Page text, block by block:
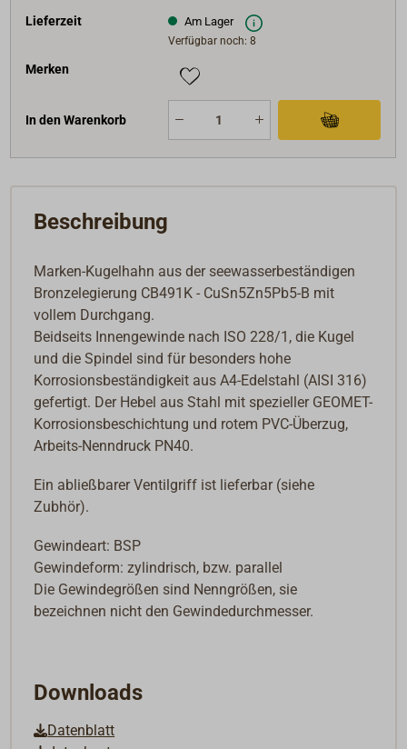
Lieferzeit Am Lager
Verfügbar noch: 8
Merken
In den Warenkorb
Beschreibung
Marken-Kugelhahn aus der seewasserbeständigen
Bronzelegierung CB491K - CuSn5Zn5Pb5-B mit
vollem Durchgang.
Beidseits Innengewinde nach ISO 228/1, die Kugel
und die Spindel sind für besonders hohe
Korrosionsbeständigkeit aus A4-Edelstahl (AISI 316)
gefertigt. Der Hebel aus Stahl mit spezieller GEOMET-
Korrosionsbeschichtung und rotem PVC-Überzug,
Arbeits-Nenndruck PN40.
Ein abließbarer Ventilgriff ist lieferbar (siehe
Zubhör).
Gewindeart: BSP
Gewindeform: zylindrisch, bzw. parallel
Die Gewindegrößen sind Nenngrößen, sie
bezeichnen nicht den Gewindedurchmesser.
Downloads
Datenblatt